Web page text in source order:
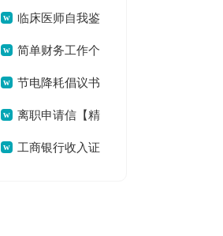
5892字]
后感【精彩多篇】
[本文共4903字]
临床医师自我鉴
定_自我评价_述职
报告[本文共4620字]
简单财务工作个
人辞职报告（精选6
篇）[本文共3063字]
节电降耗倡议书
（新版多篇）[本文
共5413字]
离职申请信【精
品多篇】[本文共
工商银行收入证